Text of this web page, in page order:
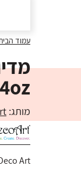
עמוד
מותג:
Art